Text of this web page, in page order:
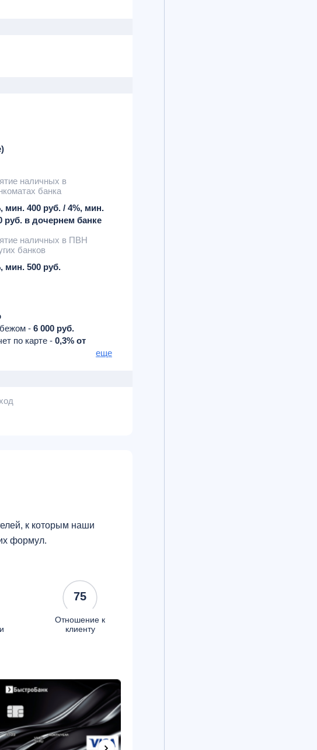
наличных в
банка
мин. 400 руб. / 4%, мин.
руб. в дочернем банке
наличных в ПВН
банков
мин. 500 руб.
- 6 000 руб.
по карте - 0,3% от
первые 6 мес.
еще
к которым наши
формул.
75
Отношение к
клиенту